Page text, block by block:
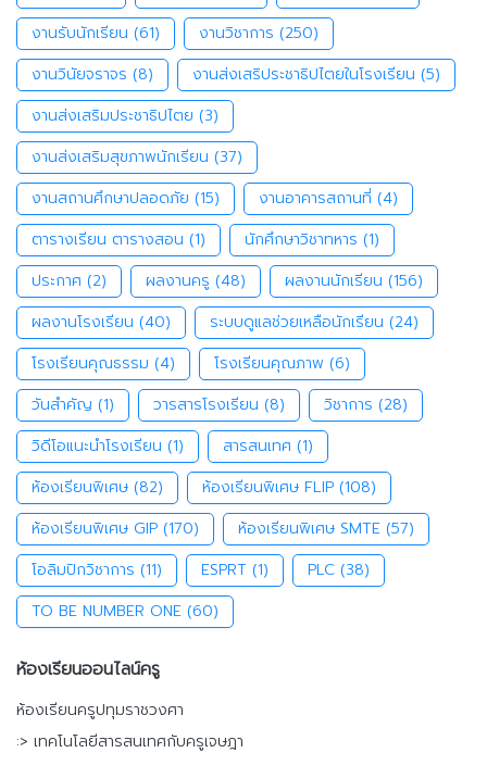
งานรับนักเรียน (61) งานวิชาการ (250)
งานวินัยจราจร (8) งานส่งเสริประชาธิปไตยในโรงเรียน (5)
งานส่งเสริมประชาธิปไตย (3)
งานส่งเสริมสุขภาพนักเรียน (37)
งานสถานศึกษาปลอดภัย (15) งานอาคารสถานที่ (4)
ตารางเรียน ตารางสอน (1) นักศึกษาวิชาทหาร (1)
ประกาศ (2) ผลงานครู (48) ผลงานนักเรียน (156)
ผลงานโรงเรียน (40) ระบบดูแลช่วยเหลือนักเรียน (24)
โรงเรียนคุณธรรม (4) โรงเรียนคุณภาพ (6)
วันสำคัญ (1) วารสารโรงเรียน (8) วิชาการ (28)
วิดีโอแนะนำโรงเรียน (1) สารสนเทศ (1)
ห้องเรียนพิเศษ (82) ห้องเรียนพิเศษ FLIP (108)
ห้องเรียนพิเศษ GIP (170) ห้องเรียนพิเศษ SMTE (57)
โอลิมปิกวิชาการ (11) ESPRT (1) PLC (38)
TO BE NUMBER ONE (60)
ห้องเรียนออนไลน์ครู
ห้องเรียนครูปทุมราชวงศา
:> เทคโนโลยีสารสนเทศกับครูเจษฎา